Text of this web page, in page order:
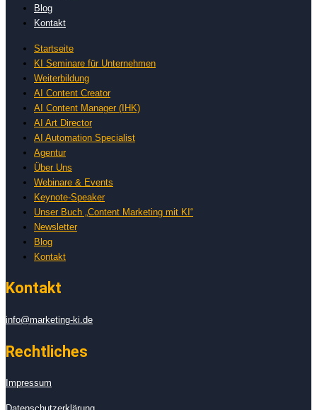
Blog
Kontakt
Startseite
KI Seminare für Unternehmen
Weiterbildung
AI Content Creator
AI Content Manager (IHK)
AI Art Director
AI Automation Specialist
Agentur
Über Uns
Webinare & Events
Keynote-Speaker
Unser Buch „Content Marketing mit KI“
Newsletter
Blog
Kontakt
Kontakt
info@marketing-ki.de
Rechtliches
Impressum